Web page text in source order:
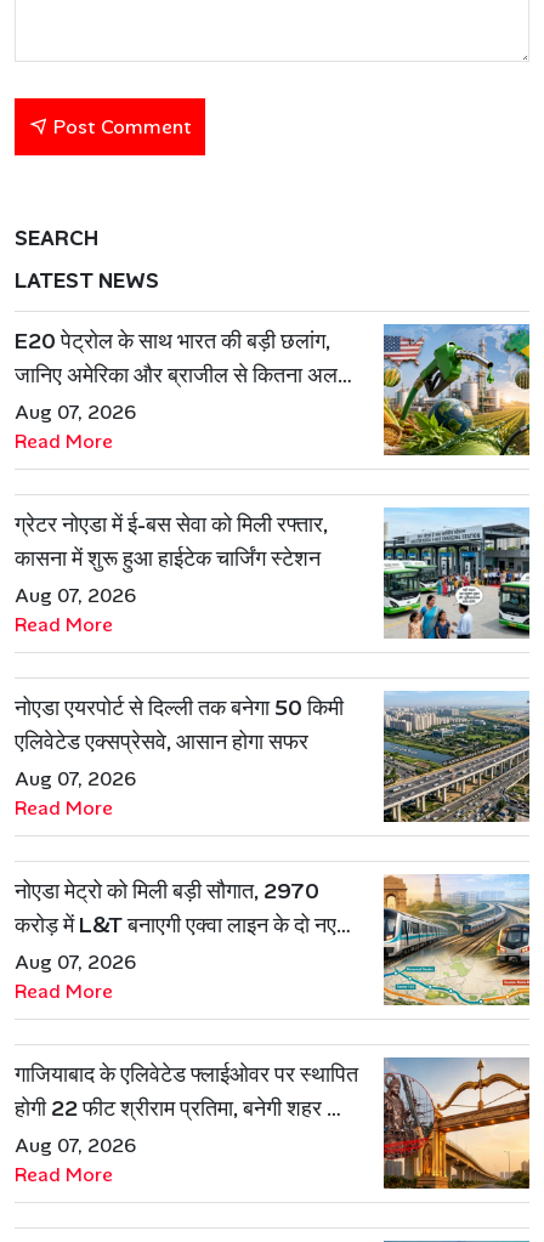
Post Comment
SEARCH
LATEST NEWS
E20 पेट्रोल के साथ भारत की बड़ी छलांग,
जानिए अमेरिका और ब्राजील से कितना अलग
है एथेनॉल मॉडल
Aug 07, 2026
Read More
ग्रेटर नोएडा में ई-बस सेवा को मिली रफ्तार,
कासना में शुरू हुआ हाईटेक चार्जिंग स्टेशन
Aug 07, 2026
Read More
नोएडा एयरपोर्ट से दिल्ली तक बनेगा 50 किमी
एलिवेटेड एक्सप्रेसवे, आसान होगा सफर
Aug 07, 2026
Read More
नोएडा मेट्रो को मिली बड़ी सौगात, 2970
करोड़ में L&T बनाएगी एक्वा लाइन के दो नए
रूट
Aug 07, 2026
Read More
गाजियाबाद के एलिवेटेड फ्लाईओवर पर स्थापित
होगी 22 फीट श्रीराम प्रतिमा, बनेगी शहर की
नई पहचान
Aug 07, 2026
Read More